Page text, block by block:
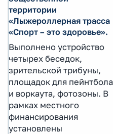
территории
«Лыжероллерная трасса
«Спорт – это здоровье».
Выполнено устройство
четырех беседок,
зрительской трибуны,
площадок для пейнтбола
и воркаута, фотозоны. В
рамках местного
финансирования
установлены